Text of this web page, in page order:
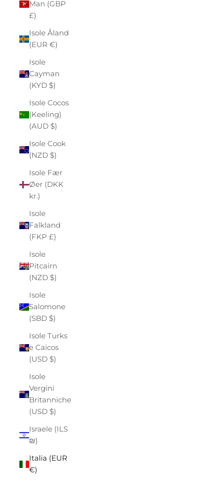
Man (GBP
£)
Isole Åland
(EUR €)
Isole
Cayman
(KYD $)
Isole Cocos
(Keeling)
(AUD $)
Isole Cook
(NZD $)
Isole Fær
Øer (DKK
kr.)
Isole
Falkland
(FKP £)
Isole
Pitcairn
(NZD $)
Isole
Salomone
(SBD $)
Isole Turks
e Caicos
(USD $)
Isole
Vergini
Britanniche
(USD $)
Israele (ILS
₪)
Italia (EUR
€)